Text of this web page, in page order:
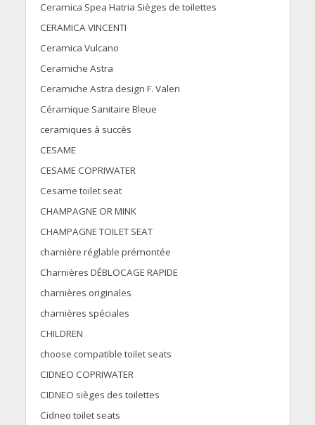
Ceramica Spea Hatria Sièges de toilettes
CERAMICA VINCENTI
Ceramica Vulcano
Ceramiche Astra
Ceramiche Astra design F. Valeri
Céramique Sanitaire Bleue
ceramiques à succès
CESAME
CESAME COPRIWATER
Cesame toilet seat
CHAMPAGNE OR MINK
CHAMPAGNE TOILET SEAT
charnière réglable prémontée
Charnières DÉBLOCAGE RAPIDE
charnières originales
charnières spéciales
CHILDREN
choose compatible toilet seats
CIDNEO COPRIWATER
CIDNEO sièges des toilettes
Cidneo toilet seats